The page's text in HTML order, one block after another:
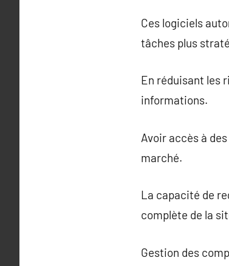
Ces logiciels
tâches plus
En réduisant les
informations.
Avoir accès à
marché.
La capacité de
complète de la
Gestion des